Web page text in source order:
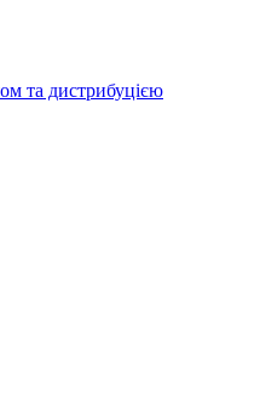
та дистрибуцією